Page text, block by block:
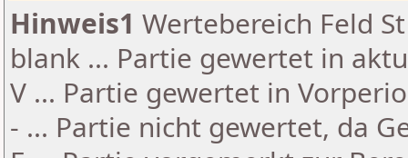
Hinweis1 Wertebereich Feld
blank ... Partie gewertet in
V ... Partie gewertet in
- ... Partie nicht gewertet, da